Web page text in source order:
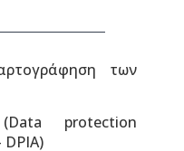
των
(Data protection